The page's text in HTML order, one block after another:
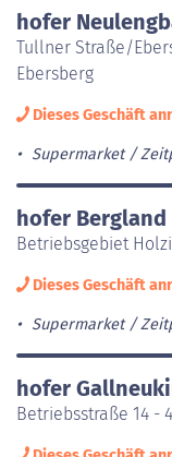
hofer
Tullner Straße/
Ebersberg
Dieses Geschäft
Supermarket
hofer Bergland
Betriebsgebiet
Dieses Geschäft
Supermarket
hofer
Betriebsstraße 14 -